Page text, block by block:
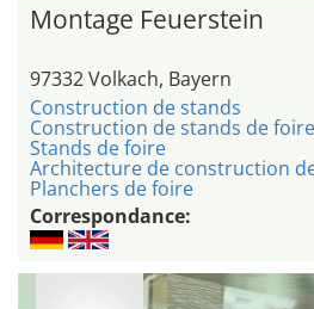
Montage Feuerstein
97332 Volkach, Bayern
Construction de stands
Construction de stands de foire
Stands de foire
Architecture de construction
Planchers de foire
Correspondance: